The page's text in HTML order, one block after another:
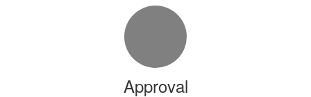
Approval